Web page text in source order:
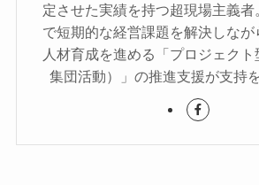
定させた実績を持つ超現場主義者
で短期的な経営課題を解決しな
人材育成を進める「プロジェク
集団活動）」の推進支援が支持